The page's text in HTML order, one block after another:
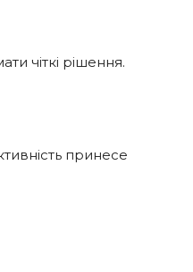
чіткі рішення.
принесе